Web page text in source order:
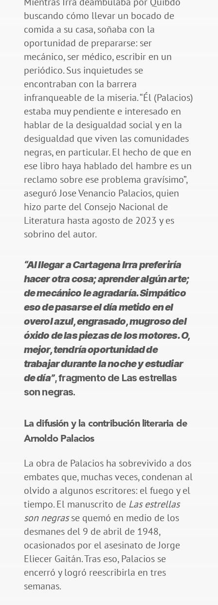
buscando cómo llevar un bocado de
comida a su casa, soñaba con la
oportunidad de prepararse: ser
mecánico, ser médico, escribir en un
periódico. Sus inquietudes se
encontraban con la barrera
infranqueable de la miseria. “Él (Palacios)
estaba muy pendiente e interesado en
hablar de la desigualdad social y en la
desigualdad que viven las comunidades
negras, en particular. El hecho de que en
ese libro haya hablado del hambre es un
reclamo sobre ese problema gravísimo”,
aseguró Jose Venancio Palacios, quien
hizo parte del Consejo Nacional de
Literatura hasta agosto de 2023 y es
sobrino del autor.
“Al llegar a Cartagena Irra preferiría
hacer otra cosa; aprender algún arte;
de mecánico le agradaría. Simpático
eso de pasarse el día metido en el
overol azul, engrasado, mugroso del
óxido de las piezas de los motores. O,
mejor, tendría oportunidad de
trabajar durante la noche y estudiar
de día”, fragmento de Las estrellas
son negras.
La difusión y la contribución literaria de
Arnoldo Palacios
La obra de Palacios ha sobrevivido a dos
embates que, muchas veces, condenan al
olvido a algunos escritores: el fuego y el
tiempo. El manuscrito de Las estrellas
son negrasse quemó en medio de los
desmanes del 9 de abril de 1948,
ocasionados por el asesinato de Jorge
Eliecer Gaitán. Tras eso, Palacios se
encerró y logró reescribirla en tres
semanas.